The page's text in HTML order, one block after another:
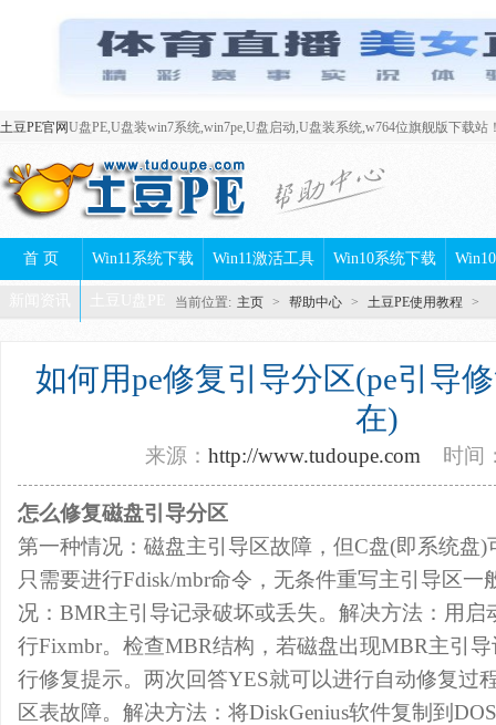
土豆PE官网U盘PE,U盘装win7系统,win7pe,U盘启动,U盘装系统,w764位旗舰版下载站
首 页 Win11系统下载 Win11激活工具 Win10系统下载
当前位置: 主页 > 帮助中心 > 土豆PE使用教程 >
如何用pe修复引导分区(pe引导
在)
来源： http://www.tudoupe.com 时间
怎么修复磁盘引导分区
第一种情况：磁盘主引导区故障，但C盘(即系统盘
只需要进行Fdisk/mbr命令，无条件重写主引导区一
况：BMR主引导记录破坏或丢失。解决方法：用启
行Fixmbr。检查MBR结构，若磁盘出现MBR主引
行修复提示。两次回答YES就可以进行自动修复过
区表故障。解决方法：将DiskGenius软件复制到